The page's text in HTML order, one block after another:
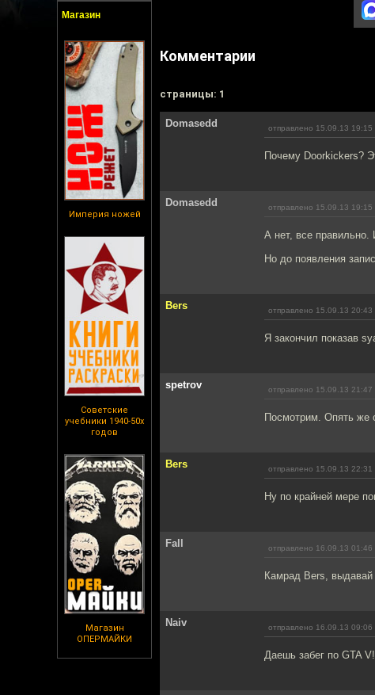
Магазин
Империя ножей
Советские
учебники 1940-50х
годов
Магазин
ОПЕРМАЙКИ
Комментарии
cтраницы: 1
Domasedd отправлено 15.09.13 19:15
Почему Doorkickers?
Domasedd отправлено 15.09.13 19:15
А нет, все правильно.
Но до появления
Bers отправлено 15.09.13 20:43
Я закончил показав
spetrov отправлено 15.09.13 21:47
Посмотрим. Опять же
Bers отправлено 15.09.13 22:31
Ну по крайней мере
Fall отправлено 16.09.13 01:46
Камрад Bers,
Naiv отправлено 16.09.13 09:06
Даешь забег по GTA